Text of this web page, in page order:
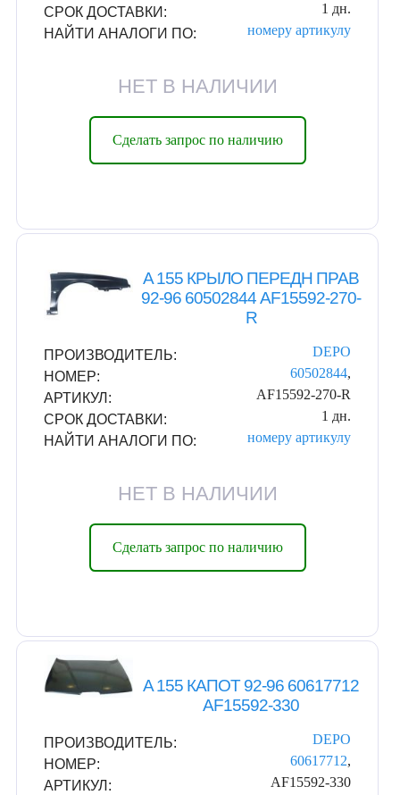
СРОК ДОСТАВКИ:
1 дн.
НАЙТИ АНАЛОГИ ПО:
номеру артикулу
НЕТ В НАЛИЧИИ
Сделать запрос по наличию
A 155 КРЫЛО ПЕРЕДН ПРАВ
92-96 60502844 AF15592-270-
R
ПРОИЗВОДИТЕЛЬ:
DEPO
НОМЕР:
60502844,
АРТИКУЛ:
AF15592-270-R
СРОК ДОСТАВКИ:
1 дн.
НАЙТИ АНАЛОГИ ПО:
номеру артикулу
НЕТ В НАЛИЧИИ
Сделать запрос по наличию
A 155 КАПОТ 92-96 60617712
AF15592-330
ПРОИЗВОДИТЕЛЬ:
DEPO
НОМЕР:
60617712,
АРТИКУЛ:
AF15592-330